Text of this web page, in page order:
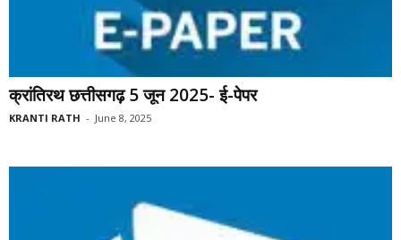
क्रांतिरथ छत्तीसगढ़ 5 जून 2025- ई-पेपर
KRANTI RATH - June 8, 2025